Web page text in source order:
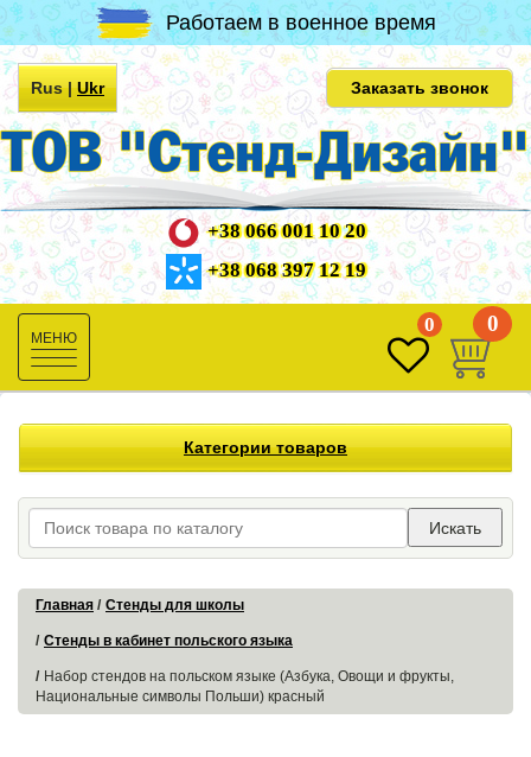
Работаем в военное время
Rus|Ukr Заказать звонок
+38 066 001 10 20
+38 068 397 12 19
Toggle
navigation
0 0
Категории товаров
Искать
Главная Стенды для школы
Стенды в кабинет польского языка
Набор стендов на польском языке (Азбука, Овощи и фрукты,
Национальные символы Польши) красный